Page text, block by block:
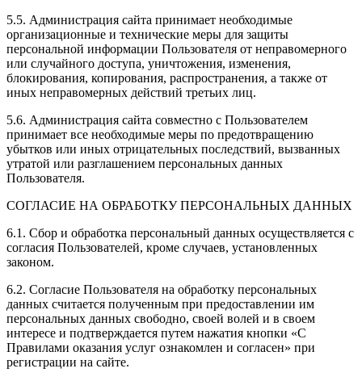
5.5. Администрация сайта принимает необходимые
организационные и технические меры для защиты
персональной информации Пользователя от неправомерного
или случайного доступа, уничтожения, изменения,
блокирования, копирования, распространения, а также от
иных неправомерных действий третьих лиц.
5.6. Администрация сайта совместно с Пользователем
принимает все необходимые меры по предотвращению
убытков или иных отрицательных последствий, вызванных
утратой или разглашением персональных данных
Пользователя.
СОГЛАСИЕ НА ОБРАБОТКУ ПЕРСОНАЛЬНЫХ ДАННЫХ
6.1. Сбор и обработка персональный данных осуществляется с
согласия Пользователей, кроме случаев, установленных
законом.
6.2. Согласие Пользователя на обработку персональных
данных считается полученным при предоставлении им
персональных данных свободно, своей волей и в своем
интересе и подтверждается путем нажатия кнопки «С
Правилами оказания услуг ознакомлен и согласен» при
регистрации на сайте.